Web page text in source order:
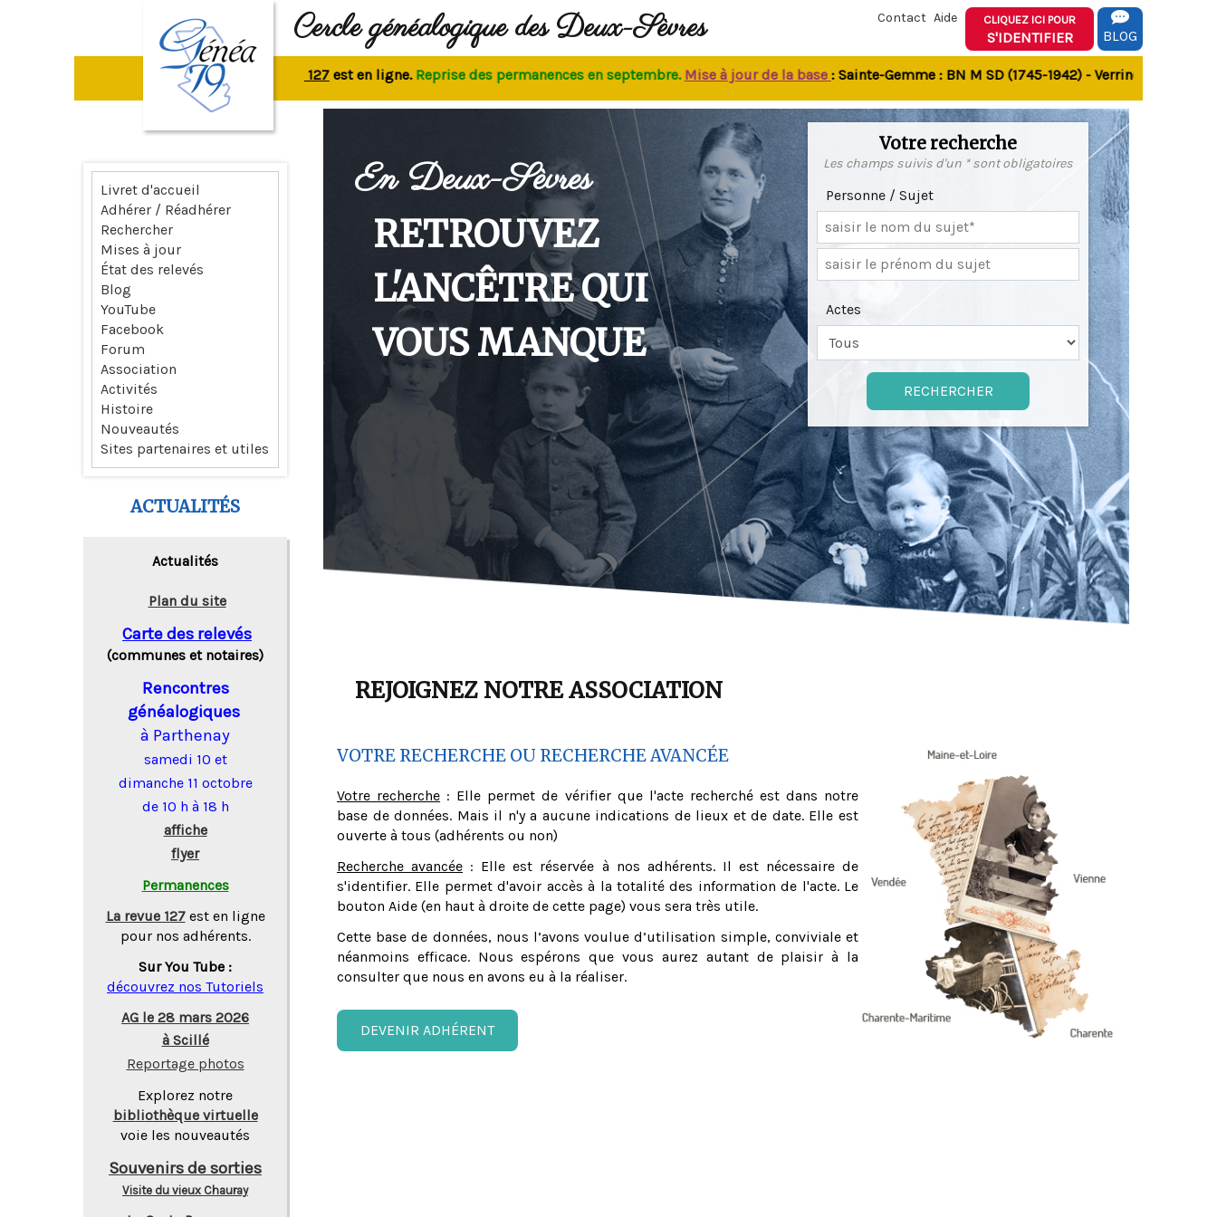
Cercle généalogique des Deux-Sèvres Contact Aide CLIQUEZ ICI POUR
S'IDENTIFIER BLOG
La revue n° 127 est en ligne.Reprise des permanences en septembre.Mise à jour de la base: Sainte-Gemme : BN M SD (1745-1942) - Verrines-sous-Celles
En Deux-Sèvres
RETROUVEZ
L'ANCÊTRE QUI
VOUS MANQUE
Votre recherche
Les champs suivis d'un * sont obligatoires
Personne / Sujet
Actes
REJOIGNEZ NOTRE ASSOCIATION
VOTRE RECHERCHE OU RECHERCHE AVANCÉE
Votre recherche : Elle permet de vérifier que l'acte recherché est dans notre
base de données. Mais il n'y a aucune indications de lieux et de date. Elle est
ouverte à tous (adhérents ou non)
Recherche avancée : Elle est réservée à nos adhérents. Il est nécessaire de
s'identifier. Elle permet d'avoir accès à la totalité des information de l'acte. Le
bouton Aide (en haut à droite de cette page) vous sera très utile.
Cette base de données, nous l’avons voulue d’utilisation simple, conviviale et
néanmoins efficace. Nous espérons que vous aurez autant de plaisir à la
consulter que nous en avons eu à la réaliser.
DEVENIR ADHÉRENT
Livret d'accueil
Adhérer / Réadhérer
Rechercher
Mises à jour
État des relevés
Blog
YouTube
Facebook
Forum
Association
Activités
Histoire
Nouveautés
Sites partenaires et utiles
ACTUALITÉS
Actualités
Plan du site
Carte des relevés
(communes et notaires)
Rencontres
généalogiques
à Parthenay
samedi 10 et
dimanche 11 octobre
de 10 h à 18 h
affiche
flyer
Permanences
La revue 127 est en ligne
pour nos adhérents.
Sur You Tube :
découvrez nos Tutoriels
AG le 28 mars 2026
à Scillé
Reportage photos
Explorez notre
bibliothèque virtuelle
voie les nouveautés
Souvenirs de sorties
Visite du vieux Chauray